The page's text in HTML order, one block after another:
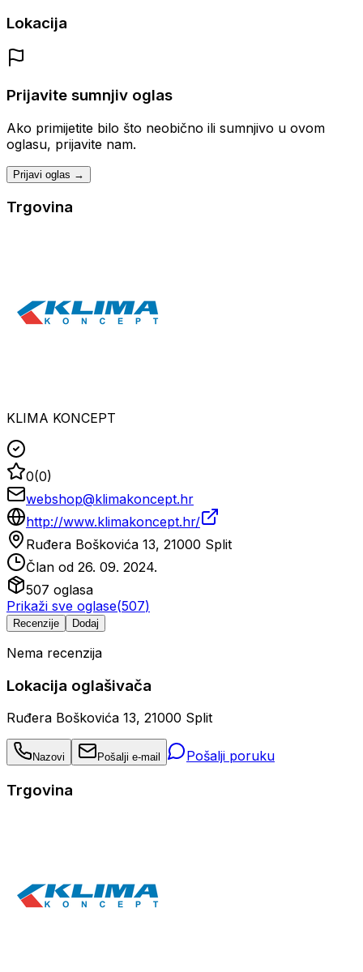
Lokacija
Prijavite sumnjiv oglas
Ako primijetite bilo što neobično ili sumnjivo u ovom
oglasu, prijavite nam.
Prijavi oglas →
Trgovina
KLIMA KONCEPT
0(0)
webshop@klimakoncept.hr
http://www.klimakoncept.hr/
Ruđera Boškovića 13, 21000 Split
Član od 26. 09. 2024.
507 oglasa
Prikaži sve oglase(507)
Recenzije Dodaj
Nema recenzija
Lokacija oglašivača
Ruđera Boškovića 13, 21000 Split
Nazovi Pošalji e-mail Pošalji poruku
Trgovina